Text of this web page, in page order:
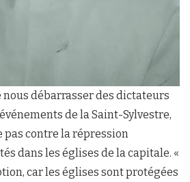
débarrasser des dictateurs
de la Saint-Sylvestre,
pas contre la répression
dans les églises de la capitale. «
car les églises sont protégées